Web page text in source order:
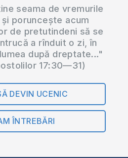
seama de vremurile
poruncește acum
de pretutindeni să se
a rînduit o zi, în
după dreptate..."
17:30—31)
DEVIN UCENIC
ÎNTREBĂRI